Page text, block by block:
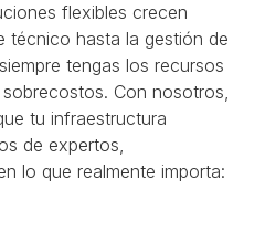
flexibles crecen
técnico hasta la gestión de
tengas los recursos
Con nosotros,
tu infraestructura
de expertos,
lo que realmente importa: